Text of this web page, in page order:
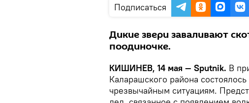
Подписаться
Дикие звери заваливают
поодиночке.
КИШИНЕВ, 14 мая — Sputnik. В
Каларашского района
чрезвычайным ситуациям.